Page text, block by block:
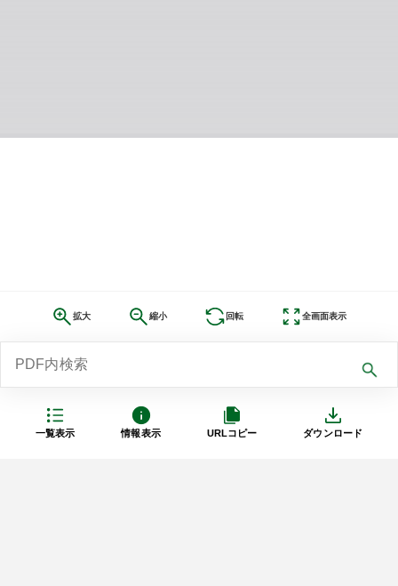
一覧表示 情報表示 URLコピー ダウンロード
拡大 縮小 回転 全画面表示